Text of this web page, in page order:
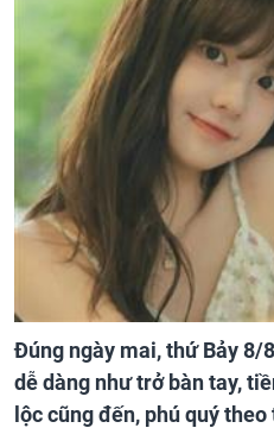
Đúng ngày mai, thứ Bảy 8/
dễ dàng như trở bàn tay,
lộc cũng đến, phú quý theo